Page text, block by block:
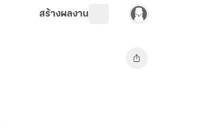
สร้างผลงาน